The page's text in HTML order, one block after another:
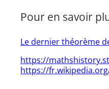
Pour en savoir
Le dernier théorème
https://
https://